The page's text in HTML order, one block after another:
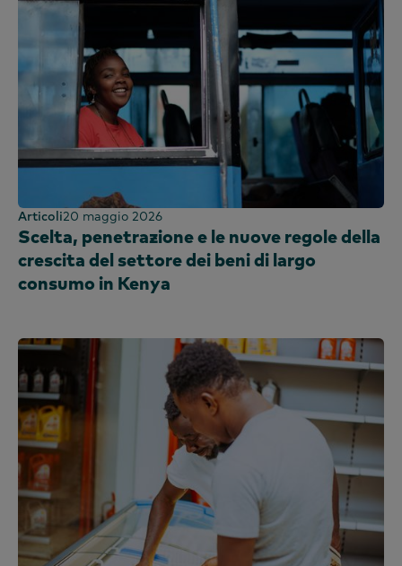
Articoli20 maggio 2026
Scelta, penetrazione e le nuove regole della
crescita del settore dei beni di largo
consumo in Kenya